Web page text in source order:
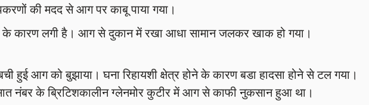
की मदद से आग पर काबू पाया गया।
के कारण लगी है। आग से दुकान में रखा आधा सामान जलकर खाक हो गया।
हुई आग को बुझाया। घना रिहायशी क्षेत्र होने के कारण बडा हादसा होने से टल गया।
नंबर के ब्रिटिशकालीन ग्लेनमोर कुटीर में आग से काफी नुकसान हुआ था।